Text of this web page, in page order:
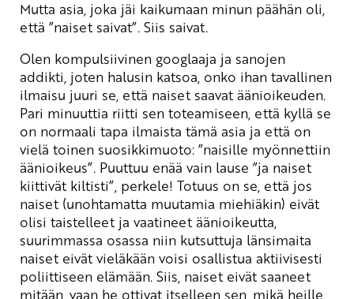
Mutta asia, joka jäi kaikumaan minun päähän oli,
että ”naiset saivat”. Siis saivat.
Olen kompulsiivinen googlaaja ja sanojen
addikti, joten halusin katsoa, onko ihan tavallinen
ilmaisu juuri se, että naiset saavat äänioikeuden.
Pari minuuttia riitti sen toteamiseen, että kyllä se
on normaali tapa ilmaista tämä asia ja että on
vielä toinen suosikkimuoto: ”naisille myönnettiin
äänioikeus”. Puuttuu enää vain lause ”ja naiset
kiittivät kiltisti”, perkele! Totuus on se, että jos
naiset (unohtamatta muutamia miehiäkin) eivät
olisi taistelleet ja vaatineet äänioikeutta,
suurimmassa osassa niin kutsuttuja länsimaita
naiset eivät vieläkään voisi osallistua aktiivisesti
poliittiseen elämään. Siis, naiset eivät saaneet
mitään, vaan he ottivat itselleen sen, mikä heille